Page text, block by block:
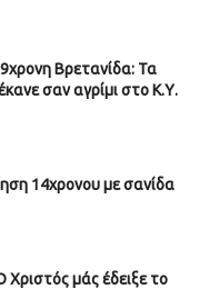
Βρετανίδα: Τα
σαν αγρίμι στο Κ.Υ.
14χρονου με σανίδα
Χριστός μάς έδειξε το